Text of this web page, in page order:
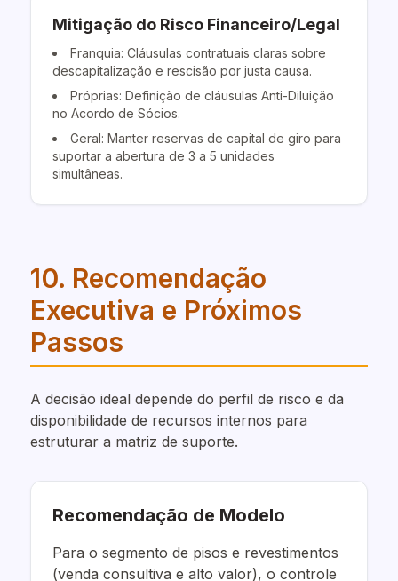
Mitigação do Risco Financeiro/Legal
Franquia: Cláusulas contratuais claras sobre
descapitalização e rescisão por justa causa.
Próprias: Definição de cláusulas Anti-Diluição
no Acordo de Sócios.
Geral: Manter reservas de capital de giro para
suportar a abertura de 3 a 5 unidades
simultâneas.
10. Recomendação
Executiva e Próximos
Passos
A decisão ideal depende do perfil de risco e da
disponibilidade de recursos internos para
estruturar a matriz de suporte.
Recomendação de Modelo
Para o segmento de pisos e revestimentos
(venda consultiva e alto valor), o controle